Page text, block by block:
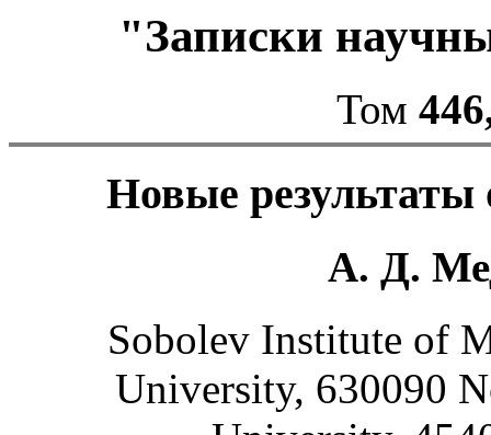
"Записки
Том
Новые результаты
А. Д.
Sobolev Institute of
University, 630090